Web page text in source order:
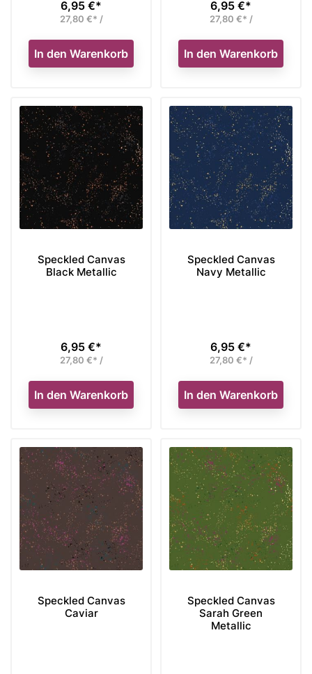
Preis
6,95 €*
27,80 €* /
In den Warenkorb
Preis
6,95 €*
27,80 €* /
In den Warenkorb
Speckled Canvas
Black Metallic
Preis
6,95 €*
27,80 €* /
In den Warenkorb
Speckled Canvas
Navy Metallic
Preis
6,95 €*
27,80 €* /
In den Warenkorb
Speckled Canvas
Caviar
Speckled Canvas
Sarah Green
Metallic